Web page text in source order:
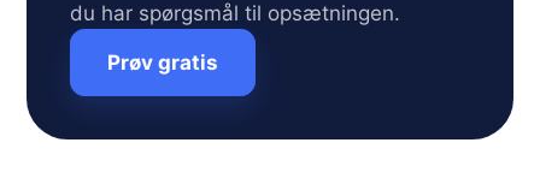
du har spørgsmål til opsætningen.
Prøv gratis